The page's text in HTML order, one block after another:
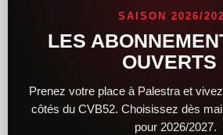
Une résistance courageuse,
SAISON 2026/
LES
OUVERTS
Prenez votre place à Palestra et
côtés du CVB52. Choisissez dès
pour 2026/2027.